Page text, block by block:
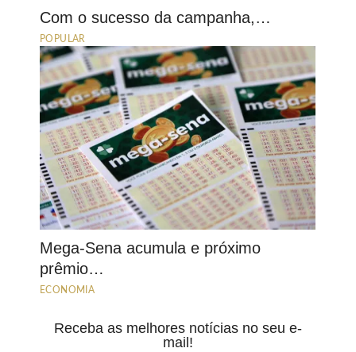
Com o sucesso da campanha,…
POPULAR
Mega-Sena acumula e próximo
prêmio…
ECONOMIA
Receba as melhores notícias no seu e-
mail!